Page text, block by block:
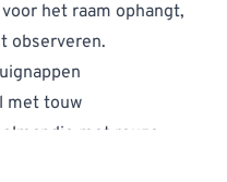
het raam ophangt,
observeren.
met touw
met reuze-